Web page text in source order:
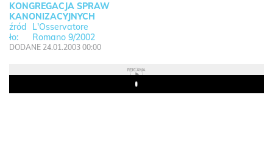
KONGREGACJA SPRAW
KANONIZACYJNYCH
L'Osservatore
Romano 9/2002
DODANE 24.01.2003 00:00
REKLAMA
Play